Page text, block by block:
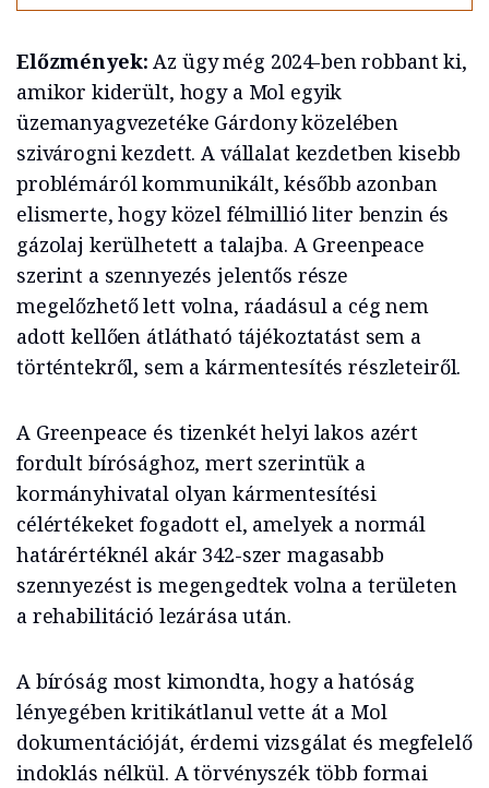
Előzmények: Az ügy még 2024-ben robbant ki,
amikor kiderült, hogy a Mol egyik
üzemanyagvezetéke Gárdony közelében
szivárogni kezdett. A vállalat kezdetben kisebb
problémáról kommunikált, később azonban
elismerte, hogy közel félmillió liter benzin és
gázolaj kerülhetett a talajba. A Greenpeace
szerint a szennyezés jelentős része
megelőzhető lett volna, ráadásul a cég nem
adott kellően átlátható tájékoztatást sem a
történtekről, sem a kármentesítés részleteiről.
A Greenpeace és tizenkét helyi lakos azért
fordult bírósághoz, mert szerintük a
kormányhivatal olyan kármentesítési
célértékeket fogadott el, amelyek a normál
határértéknél akár 342-szer magasabb
szennyezést is megengedtek volna a területen
a rehabilitáció lezárása után.
A bíróság most kimondta, hogy a hatóság
lényegében kritikátlanul vette át a Mol
dokumentációját, érdemi vizsgálat és megfelelő
indoklás nélkül. A törvényszék több formai